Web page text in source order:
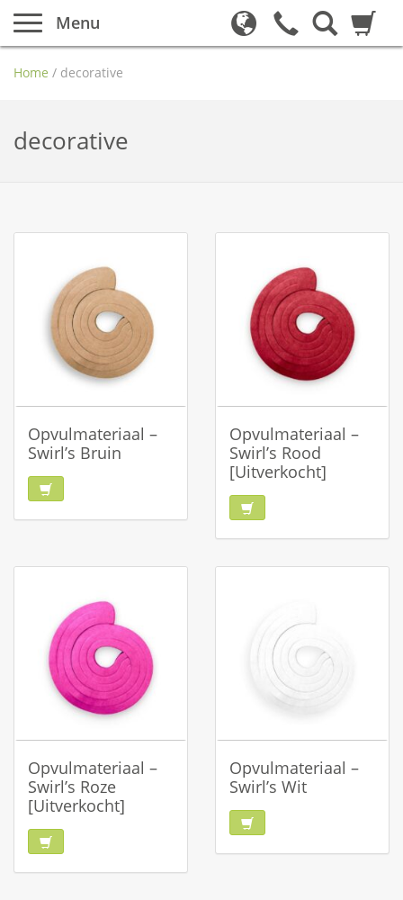
Menu
Home / decorative
decorative
Opvulmateriaal –
Swirl’s Bruin
Opvulmateriaal –
Swirl’s Rood
[Uitverkocht]
Opvulmateriaal –
Swirl’s Roze
[Uitverkocht]
Opvulmateriaal –
Swirl’s Wit